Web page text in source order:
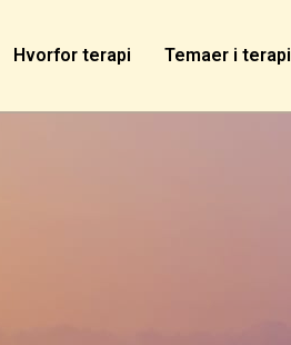
Hvorfor terapi Temaer i terapi